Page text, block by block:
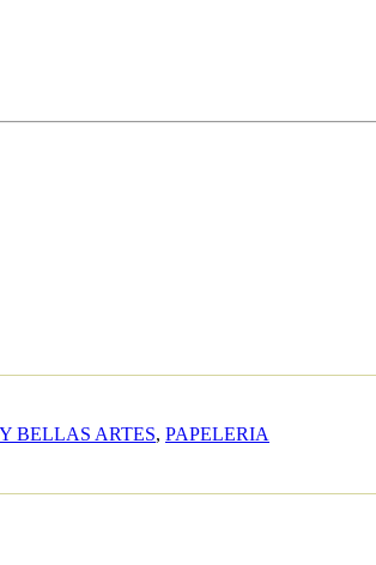
BELLAS ARTES, PAPELERIA